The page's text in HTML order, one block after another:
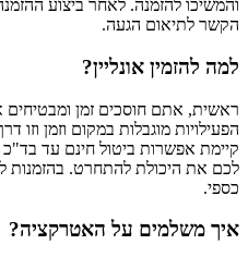
והמשיכו להזמנה. לאחר ביצוע
הקשר לתיאום הגעה.
למה להזמין אונליין?
ראשית, אתם חוסכים זמן
הפעילויות מוגבלות במקום וזמן
לכם את היכולת להתחרט. בהזמנות
כספי.
איך משלמים על האטרקציה?